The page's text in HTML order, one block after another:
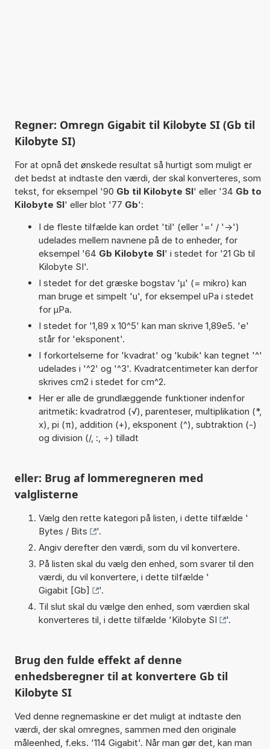
Regner: Omregn Gigabit til Kilobyte SI (Gb til
Kilobyte SI)
For at opnå det ønskede resultat så hurtigt som muligt er
det bedst at indtaste den værdi, der skal konverteres, som
tekst, for eksempel '90 Gb til Kilobyte SI' eller '34 Gb to
Kilobyte SI' eller blot '77 Gb':
I de fleste tilfælde kan ordet 'til' (eller '=' / '->')
udelades mellem navnene på de to enheder, for
eksempel '64 Gb Kilobyte SI' i stedet for '21 Gb til
Kilobyte SI'.
I stedet for det græske bogstav 'µ' (= mikro) kan
man bruge et simpelt 'u', for eksempel uPa i stedet
for µPa.
I stedet for '1,89 x 10^5' kan man skrive 1,89e5. 'e'
står for 'eksponent'.
I forkortelserne for 'kvadrat' og 'kubik' kan tegnet '^'
udelades i '^2' og '^3'. Kvadratcentimeter kan derfor
skrives cm2 i stedet for cm^2.
Her er alle de grundlæggende funktioner indenfor
aritmetik: kvadratrod (√), parenteser, multiplikation (*,
x), pi (π), addition (+), eksponent (^), subtraktion (-)
og division (/, :, ÷) tilladt
eller: Brug af lommeregneren med
valglisterne
Vælg den rette kategori på listen, i dette tilfælde '
Bytes / Bits
'.
Angiv derefter den værdi, som du vil konvertere.
På listen skal du vælg den enhed, som svarer til den
værdi, du vil konvertere, i dette tilfælde '
Gigabit [Gb]
'.
Til slut skal du vælge den enhed, som værdien skal
konverteres til, i dette tilfælde 'Kilobyte SI '.
Brug den fulde effekt af denne
enhedsberegner til at konvertere Gb til
Kilobyte SI
Ved denne regnemaskine er det muligt at indtaste den
værdi, der skal omregnes, sammen med den originale
måleenhed, f.eks. '114 Gigabit'. Når man gør det, kan man